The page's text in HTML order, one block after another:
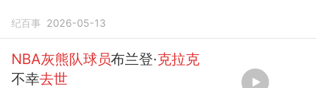
纪百事 2026-05-13
NBA灰熊队球员布兰登·克拉克
不幸去世